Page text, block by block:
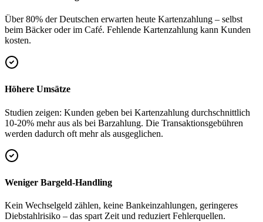
Über 80% der Deutschen erwarten heute Kartenzahlung – selbst
beim Bäcker oder im Café. Fehlende Kartenzahlung kann Kunden
kosten.
Höhere Umsätze
Studien zeigen: Kunden geben bei Kartenzahlung durchschnittlich
10-20% mehr aus als bei Barzahlung. Die Transaktionsgebühren
werden dadurch oft mehr als ausgeglichen.
Weniger Bargeld-Handling
Kein Wechselgeld zählen, keine Bankeinzahlungen, geringeres
Diebstahlrisiko – das spart Zeit und reduziert Fehlerquellen.